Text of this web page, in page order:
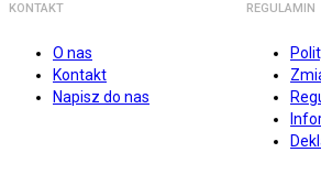
KONTAKT
O nas
Kontakt
Napisz do nas
REGULAMIN